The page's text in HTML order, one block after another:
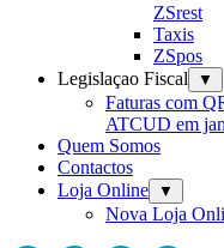
ZSrest
Taxis
ZSpos
Legislaçao Fiscal
▼
Faturas com
ATCUD em
Quem Somos
Contactos
Loja Online
▼
Nova Loja